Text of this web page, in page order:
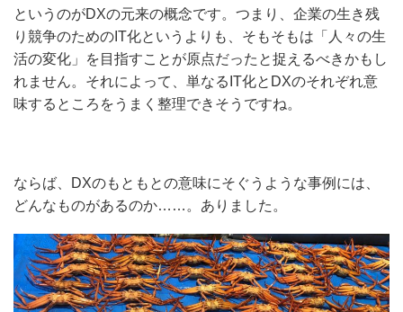
というのがDXの元来の概念です。つまり、企業の生き残
り競争のためのIT化というよりも、そもそもは「人々の生
活の変化」を目指すことが原点だったと捉えるべきかもし
れません。それによって、単なるIT化とDXのそれぞれ意
味するところをうまく整理できそうですね。
ならば、DXのもともとの意味にそぐうような事例には、
どんなものがあるのか……。ありました。